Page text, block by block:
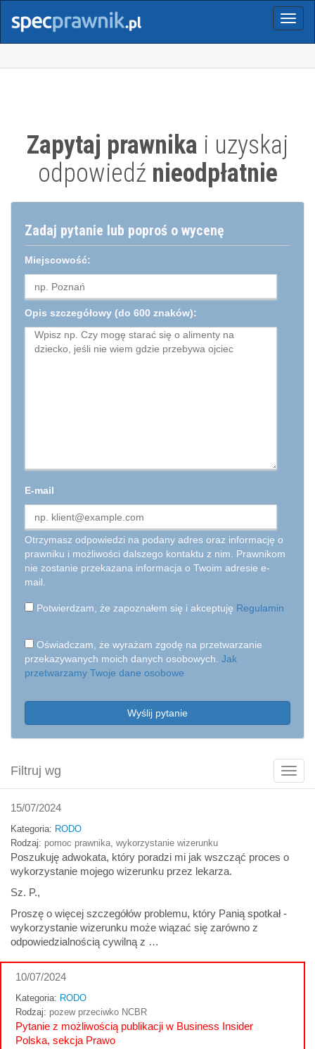
Menu
Pokaż
filtry
Filtruj wg
Zapytaj prawnika i uzyskaj
odpowiedźnieodpłatnie
Zadaj pytanie lub poproś o wycenę
Miejscowość:
Opis szczegółowy (do 600 znaków):
E-mail
Otrzymasz odpowiedzi na podany adres oraz informację o
prawniku i możliwości dalszego kontaktu z nim. Prawnikom
nie zostanie przekazana informacja o Twoim adresie e-
mail.
Potwierdzam, że zapoznałem się i akceptuję Regulamin
Oświadczam, że wyrażam zgodę na przetwarzanie
przekazywanych moich danych osobowych. Jak
przetwarzamy Twoje dane osobowe
Wyślij pytanie
15/07/2024
Kategoria: RODO
Rodzaj: pomoc prawnika wykorzystanie wizerunku
Poszukuję adwokata, który poradzi mi jak wszcząć proces o
wykorzystanie mojego wizerunku przez lekarza.
Sz. P.,
Proszę o więcej szczegółów problemu, który Panią spotkał -
wykorzystanie wizerunku może wiązać się zarówno z
odpowiedzialnością cywilną z …
10/07/2024
Kategoria: RODO
Rodzaj: pozew przeciwko NCBR
Pytanie z możliwością publikacji w Business Insider
Polska, sekcja Prawo